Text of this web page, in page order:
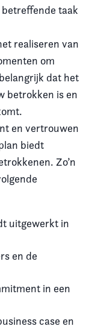
taak
realiseren van
om
dat het
betrokken is en
en vertrouwen
biedt
Zo’n
uitgewerkt in
en de
in een
case en